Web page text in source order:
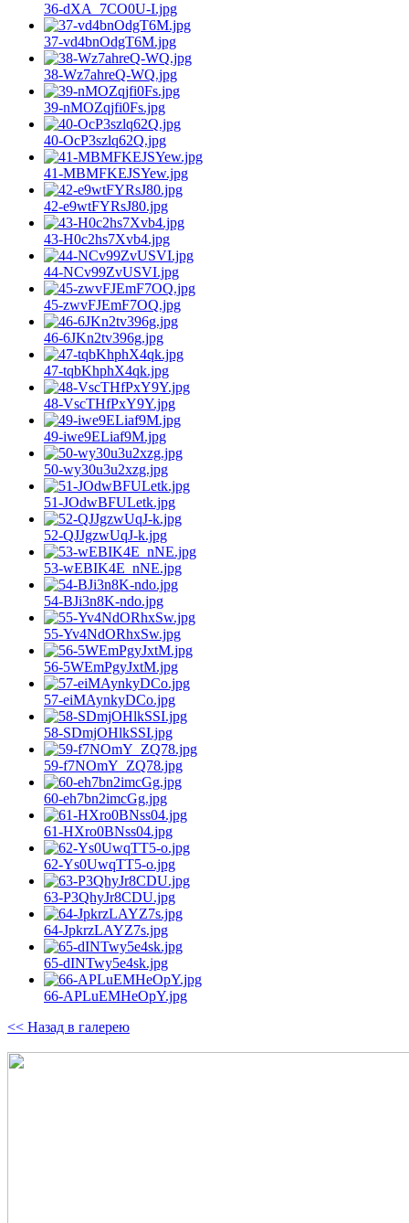
36-dXA_7CO0U-I.jpg
37-vd4bnOdgT6M.jpg
38-Wz7ahreQ-WQ.jpg
39-nMOZqjfi0Fs.jpg
40-OcP3szlq62Q.jpg
41-MBMFKEJSYew.jpg
42-e9wtFYRsJ80.jpg
43-H0c2hs7Xvb4.jpg
44-NCv99ZvUSVI.jpg
45-zwvFJEmF7OQ.jpg
46-6JKn2tv396g.jpg
47-tqbKhphX4qk.jpg
48-VscTHfPxY9Y.jpg
49-iwe9ELiaf9M.jpg
50-wy30u3u2xzg.jpg
51-JOdwBFULetk.jpg
52-QJJgzwUqJ-k.jpg
53-wEBIK4E_nNE.jpg
54-BJi3n8K-ndo.jpg
55-Yv4NdORhxSw.jpg
56-5WEmPgyJxtM.jpg
57-eiMAynkyDCo.jpg
58-SDmjOHlkSSI.jpg
59-f7NOmY_ZQ78.jpg
60-eh7bn2imcGg.jpg
61-HXro0BNss04.jpg
62-Ys0UwqTT5-o.jpg
63-P3QhyJr8CDU.jpg
64-JpkrzLAYZ7s.jpg
65-dINTwy5e4sk.jpg
66-APLuEMHeOpY.jpg
<< Назад в галерею